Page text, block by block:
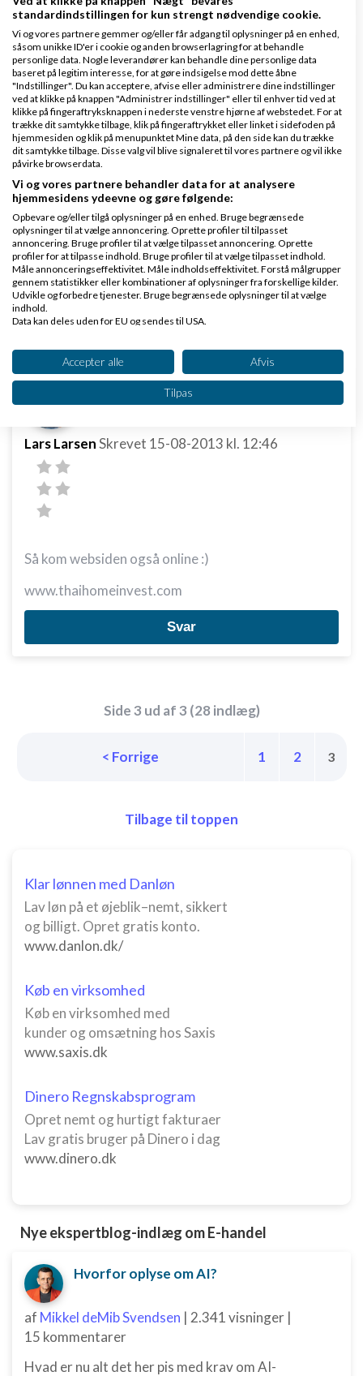
Lars LarsenSkrevet30-04-2013kl. 15:16
Gennemsnit5,0stjerner givet af1
person
Kristian, tak for et rigtigt brugbart svar. Jeg vender
lige tilbage til dig, når jeg er hjemme i Thailand igen,
senere på ugen.
Lars LarsenSkrevet 15-08-2013 kl. 12:46
Så kom websiden også online :)
www.thaihomeinvest.com
Svar
Side 3 ud af 3 (28 indlæg)
< Forrige 1 2 3
Tilbage til toppen
Klar lønnen med Danløn
Lav løn på et øjeblik–nemt, sikkert
og billigt. Opret gratis konto.
www.danlon.dk/
Køb en virksomhed
Køb en virksomhed med
kunder og omsætning hos Saxis
www.saxis.dk
Dinero Regnskabsprogram
Opret nemt og hurtigt fakturaer
Lav gratis bruger på Dinero i dag
www.dinero.dk
Nye ekspertblog-indlæg om E-handel
Hvorfor oplyse om AI?
af Mikkel deMib Svendsen | 2.341 visninger |
15 kommentarer
Hvad er nu alt det her pis med krav om AI-
standardindstillingen for kun strengt nødvendige cookie.
Vi og vores partnere gemmer og/eller får adgang til oplysninger på en enhed,
såsom unikke ID'er i cookie og anden browserlagring for at behandle
personlige data. Nogle leverandører kan behandle dine personlige data
baseret på legitim interesse, for at gøre indsigelse mod dette åbne
"Indstillinger". Du kan acceptere, afvise eller administrere dine indstillinger
ved at klikke på knappen "Administrer indstillinger" eller til enhver tid ved at
klikke på fingeraftryksknappen i nederste venstre hjørne af webstedet. For at
trække dit samtykke tilbage, klik på fingeraftrykket eller linket i sidefoden på
hjemmesiden og klik på menupunktet Mine data, på den side kan du trække
dit samtykke tilbage. Disse valg vil blive signaleret til vores partnere og vil ikke
påvirke browserdata.
Vi og vores partnere behandler data for at analysere
hjemmesidens ydeevne og gøre følgende:
Opbevare og/eller tilgå oplysninger på en enhed. Bruge begrænsede
oplysninger til at vælge annoncering. Oprette profiler til tilpasset
annoncering. Bruge profiler til at vælge tilpasset annoncering. Oprette
profiler for at tilpasse indhold. Bruge profiler til at vælge tilpasset indhold.
Måle annonceringseffektivitet. Måle indholdseffektivitet. Forstå målgrupper
gennem statistikker eller kombinationer af oplysninger fra forskellige kilder.
Udvikle og forbedre tjenester. Bruge begrænsede oplysninger til at vælge
indhold.
Data kan deles uden for EU og sendes til USA.
Se partnerliste (2 IAB-leverandører)
Vi bruger dine data til følgende formål:
IAB's behandlingsformål:
Opbevare og/eller tilgå oplysninger på en
enhed
Bruge begrænsede oplysninger til at vælge
annoncering
Oprette profiler til tilpasset annoncering
Bruge profiler til at vælge tilpasset
annoncering
Bruge profiler til at vælge tilpasset indhold
kombinationer af oplysninger fra forskellige
Bruge begrænsede oplysninger til at vælge
Bruge præcise geografiske
placeringsoplysninger
Identificere enheder baseret på aktivt
anmodede oplysninger
Nødvendig
Ydeevne
Annoncering / marketing
Accepter alle Afvis
Tilpas